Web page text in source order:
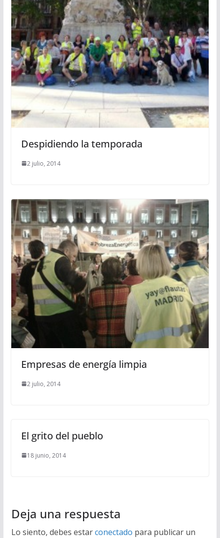
Despidiendo la temporada
2 julio, 2014
Empresas de energía limpia
2 julio, 2014
El grito del pueblo
18 junio, 2014
Deja una respuesta
Lo siento, debes estarconectado para publicar un